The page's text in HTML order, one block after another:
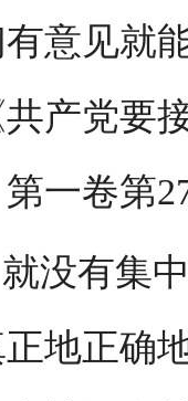
意见就
产党要
第一卷第
没有集
地正确